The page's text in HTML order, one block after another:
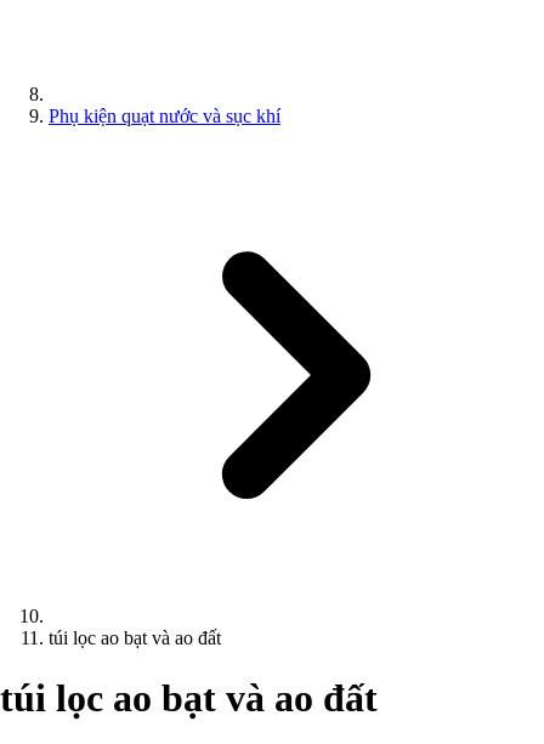
Phụ kiện quạt nước và sục khí
túi lọc ao bạt và ao đất
túi lọc ao bạt và ao đất